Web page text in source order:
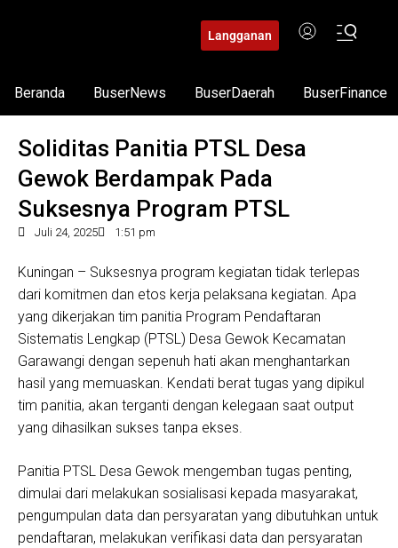
Langganan
Beranda BuserNews BuserDaerah BuserFinance
Soliditas Panitia PTSL Desa
Gewok Berdampak Pada
Suksesnya Program PTSL
Juli 24, 2025 1:51 pm
Kuningan – Suksesnya program kegiatan tidak terlepas
dari komitmen dan etos kerja pelaksana kegiatan. Apa
yang dikerjakan tim panitia Program Pendaftaran
Sistematis Lengkap (PTSL) Desa Gewok Kecamatan
Garawangi dengan sepenuh hati akan menghantarkan
hasil yang memuaskan. Kendati berat tugas yang dipikul
tim panitia, akan terganti dengan kelegaan saat output
yang dihasilkan sukses tanpa ekses.
Panitia PTSL Desa Gewok mengemban tugas penting,
dimulai dari melakukan sosialisasi kepada masyarakat,
pengumpulan data dan persyaratan yang dibutuhkan untuk
pendaftaran, melakukan verifikasi data dan persyaratan